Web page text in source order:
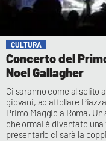
CULTURA
Concerto del
Noel Gallagher
Ci saranno come al solito
giovani, ad affollare
Primo Maggio a Roma.
che ormai è diventato
presentarlo ci sarà la